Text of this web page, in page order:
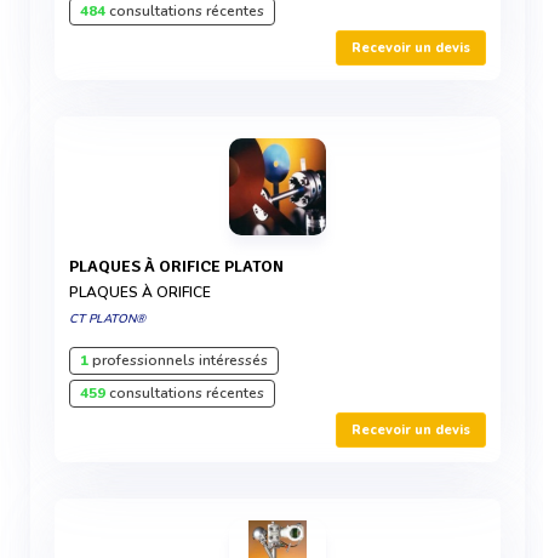
484consultations récentes
Recevoir un devis
PLAQUES À ORIFICE PLATON
PLAQUES À ORIFICE
CT PLATON®
1professionnels intéressés
459consultations récentes
Recevoir un devis